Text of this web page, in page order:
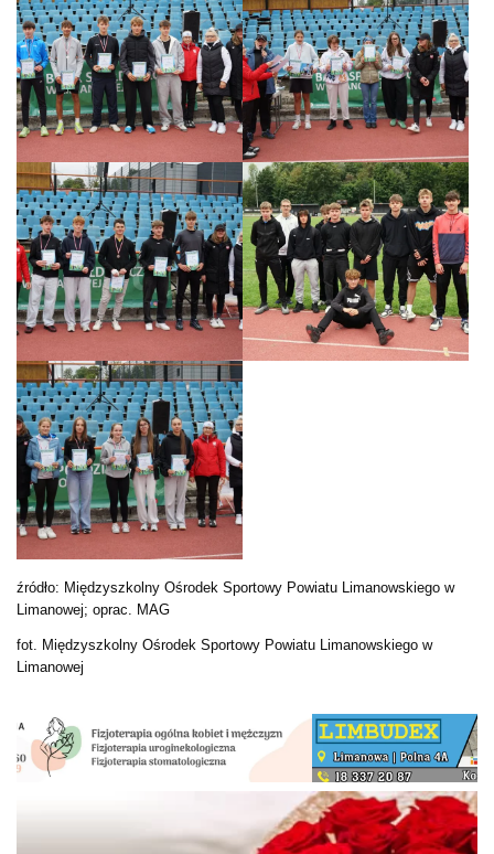
źródło: Międzyszkolny Ośrodek Sportowy Powiatu Limanowskiego w
Limanowej; oprac. MAG
fot. Międzyszkolny Ośrodek Sportowy Powiatu Limanowskiego w
Limanowej